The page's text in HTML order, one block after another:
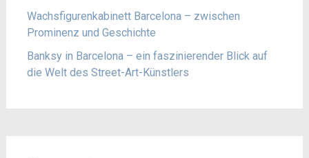
Wachsfigurenkabinett Barcelona – zwischen
Prominenz und Geschichte
Banksy in Barcelona – ein faszinierender Blick auf
die Welt des Street-Art-Künstlers